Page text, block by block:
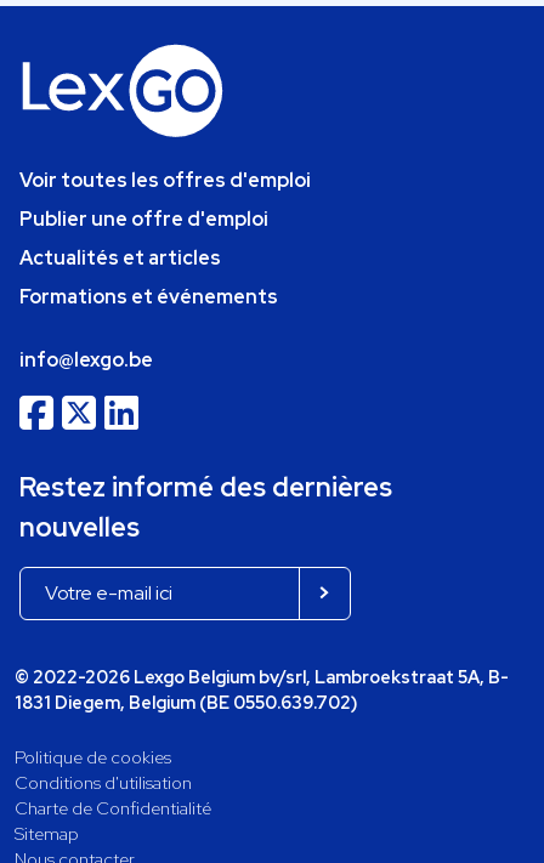
Voir toutes les offres d'emploi
Publier une offre d'emploi
Actualités et articles
Formations et événements
info@lexgo.be
Restez informé des dernières
nouvelles
© 2022-2026 Lexgo Belgium bv/srl, Lambroekstraat 5A, B-
1831 Diegem, Belgium (BE 0550.639.702)
Politique de cookies
Conditions d'utilisation
Charte de Confidentialité
Sitemap